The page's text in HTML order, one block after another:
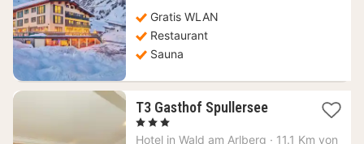
Gratis WLAN
Restaurant
Sauna
T3 Gasthof Spullersee1
ab
, 3 Sterne
Hotel in Wald am Arlberg · 11.1 Km von